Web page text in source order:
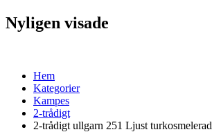
Nyligen visade
Hem
Kategorier
Kampes
2-trådigt
2-trådigt ullgarn 251 Ljust turkosmelerad